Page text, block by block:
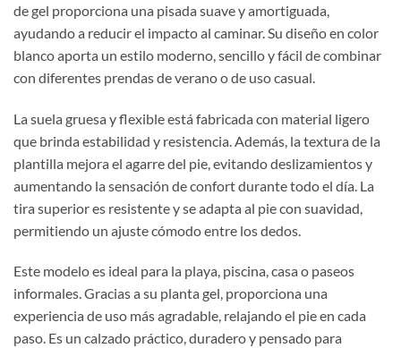
de gel proporciona una pisada suave y amortiguada,
ayudando a reducir el impacto al caminar. Su diseño en color
blanco aporta un estilo moderno, sencillo y fácil de combinar
con diferentes prendas de verano o de uso casual.
La suela gruesa y flexible está fabricada con material ligero
que brinda estabilidad y resistencia. Además, la textura de la
plantilla mejora el agarre del pie, evitando deslizamientos y
aumentando la sensación de confort durante todo el día. La
tira superior es resistente y se adapta al pie con suavidad,
permitiendo un ajuste cómodo entre los dedos.
Este modelo es ideal para la playa, piscina, casa o paseos
informales. Gracias a su planta gel, proporciona una
experiencia de uso más agradable, relajando el pie en cada
paso. Es un calzado práctico, duradero y pensado para